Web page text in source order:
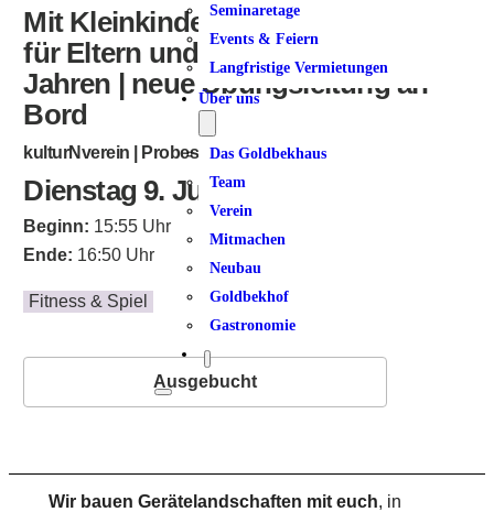
Seminaretage
Events & Feiern
Langfristige Vermietungen
Über uns
Das Goldbekhaus
Team
Verein
Mitmachen
Neubau
Goldbekhof
Gastronomie
Mit Kleinkindern in Bewegung |
für Eltern und Kinder von 1 – 4
Jahren | neue Übungsleitung an
Bord
kulturNverein | Probestunde möglich
Dienstag 9. Juni 2026
Beginn: 15:55 Uhr
Ende: 16:50 Uhr
Fitness & Spiel
Ausgebucht
Wir bauen Gerätelandschaften mit euch, in